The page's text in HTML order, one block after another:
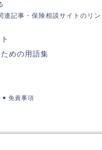
連記事・保険相談サイトのリン
めの用語集
免責事項